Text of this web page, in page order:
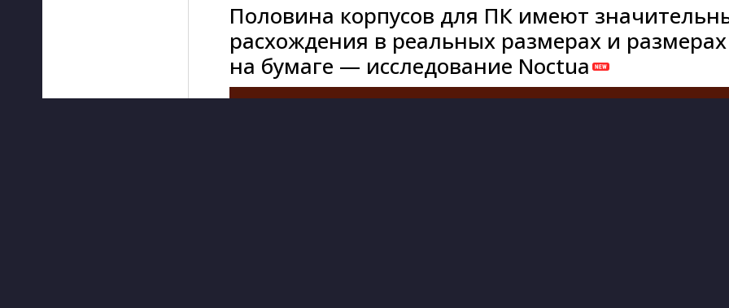
Половина корпусов для ПК имеют
расхождения в реальных размерах и размерах
на бумаге — исследование Noctua